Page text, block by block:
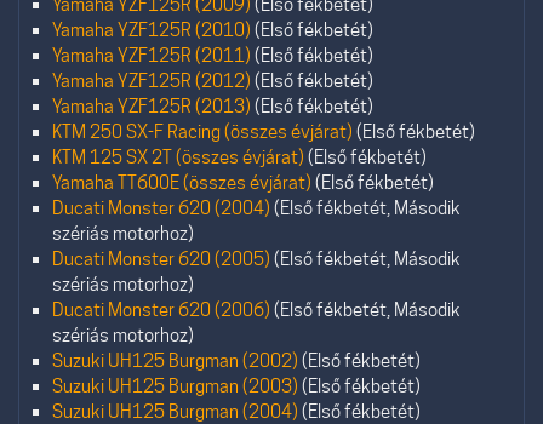
Yamaha YZF125R (2010) (Első fékbetét)
Yamaha YZF125R (2011) (Első fékbetét)
Yamaha YZF125R (2012) (Első fékbetét)
Yamaha YZF125R (2013) (Első fékbetét)
KTM 250 SX-F Racing (összes évjárat) (Első fékbetét)
KTM 125 SX 2T (összes évjárat) (Első fékbetét)
Yamaha TT600E (összes évjárat) (Első fékbetét)
Ducati Monster 620 (2004) (Első fékbetét, Második
szériás motorhoz)
Ducati Monster 620 (2005) (Első fékbetét, Második
szériás motorhoz)
Ducati Monster 620 (2006) (Első fékbetét, Második
szériás motorhoz)
Suzuki UH125 Burgman (2002) (Első fékbetét)
Suzuki UH125 Burgman (2003) (Első fékbetét)
Suzuki UH125 Burgman (2004) (Első fékbetét)